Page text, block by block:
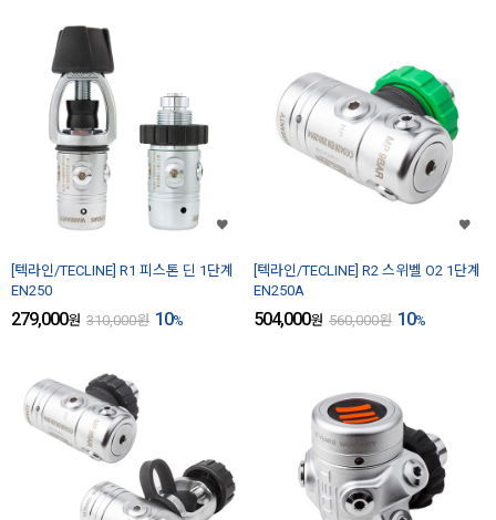
[텍라인/TECLINE] R1 피스톤 딘 1단계
EN250
279,000원 310,000원 10%
[텍라인/TECLINE] R2 스위벨 O2 1단계
EN250A
504,000원 560,000원 10%